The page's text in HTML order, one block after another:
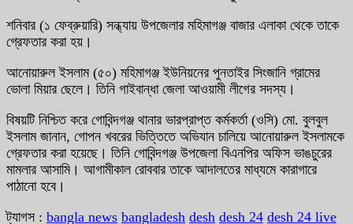
শনিবার (১ ফেব্রুয়ারি) সন্ধ্যায় উপজেলার মহিমাগঞ্জ বাজার এলাকা থেকে তাকে
গ্রেফতার করা হয়।
আনোয়ারুল ইসলাম (৫০) মহিমাগঞ্জ ইউনিয়নের পুনতাইর সিংজানি গ্রামের
ভোলা মিয়ার ছেলে। তিনি গাইবান্ধা জেলা আওয়ামী লীগের সদস্য।
বিষয়টি নিশ্চিত করে গোবিন্দগঞ্জ থানার ভারপ্রাপ্ত কর্মকর্তা (ওসি) মো. বুলবুল
ইসলাম জানান, গোপন খবরের ভিত্তিতে অভিযান চালিয়ে আনোয়ারুল ইসলামকে
গ্রেফতার করা হয়েছে। তিনি গোবিন্দগঞ্জ উপজেলা বিএনপির অফিস ভাঙচুরের
মামলার আসামি। আগামীকাল রোববার তাকে আদালতের মাধ্যমে কারাগারে
পাঠানো হবে।
ট্যাগস : bangla news bangladesh desh desh 24 desh 24 live